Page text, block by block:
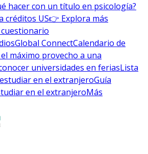
hacer con un título en psicología?
créditos US👉 Explora más
cuestionario
Global ConnectCalendario de
máximo provecho a una
universidades en feriasLista
en el extranjeroGuía
en el extranjeroMás